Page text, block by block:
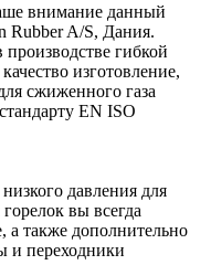
внимание данный
Rubber A/S, Дания.
гибкой
изготовление,
сжиженного газа
EN ISO
давления для
вы всегда
а также дополнительно
и переходники